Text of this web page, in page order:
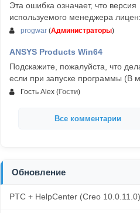
Эта ошибка означает, что версия
используемого менеджера
progwar (Администраторы)
ANSYS Products Win64
Подскажите, пожалуйста, что
если при запуске программы (В
Гость Alex (Гости)
Все комментарии
Обновление
PTC + HelpCenter (Creo 10.0.11.0)